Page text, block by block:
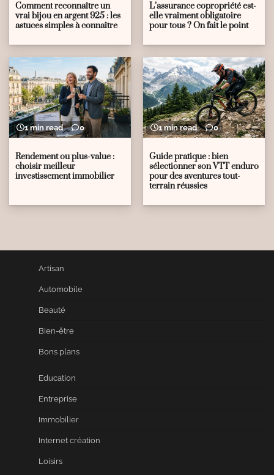
Comment reconnaître un
vrai bijou en argent 925 : les
astuces simples à connaître
L’assurance copropriété est-
elle vraiment obligatoire
pour tous ? On fait le point
1 min read 0
Rendement ou plus-value :
choisir meilleur
investissement immobilier
1 min read 0
Guide pratique : bien
sélectionner son VTT enduro
pour des aventures tout-
terrain réussies
Artisan
Automobile
Beauté
Bien-être
Bons plans
Education
Entreprise
Immobilier
Internet création
Loisirs